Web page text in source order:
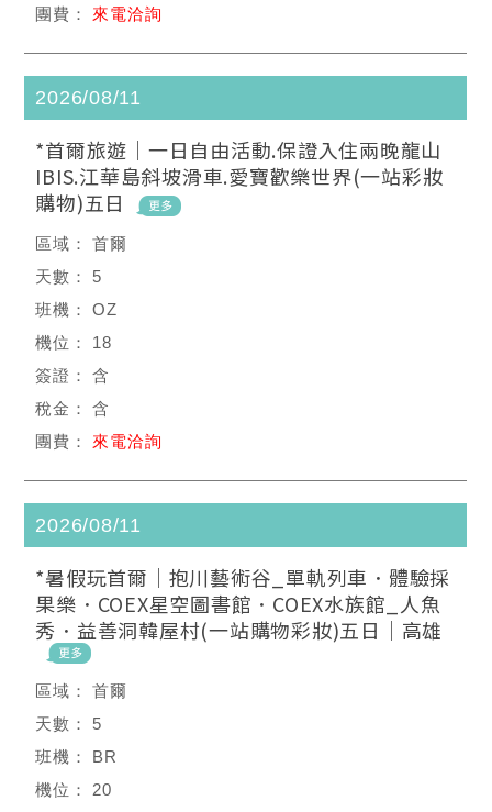
來電洽詢
2026/08/11
*首爾旅遊｜一日自由活動.保證入住兩晚龍山
IBIS.江華島斜坡滑車.愛寶歡樂世界(一站彩妝
購物)五日
首爾
5
OZ
18
含
含
來電洽詢
2026/08/11
*暑假玩首爾｜抱川藝術谷_單軌列車．體驗採
果樂．COEX星空圖書館．COEX水族館_人魚
秀．益善洞韓屋村(一站購物彩妝)五日｜高雄
首爾
5
BR
20